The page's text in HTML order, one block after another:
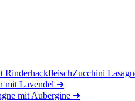
Zucchini
mit Lavendel ➜
mit Aubergine ➜